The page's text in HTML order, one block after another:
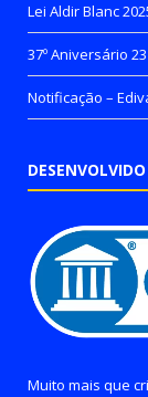
Lei Aldir Blanc
37º Aniversário
Notificação –
Muito mais que